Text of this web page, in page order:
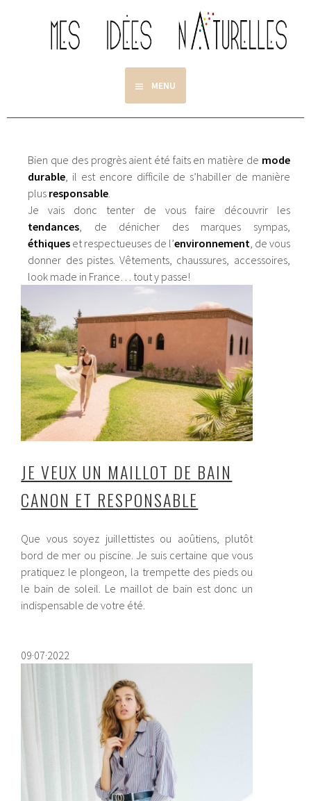
MENU
Bien que des progrès aient été faits en matière de mode
durable, il est encore difficile de s’habiller de manière
plus responsable.
Je vais donc tenter de vous faire découvrir les
tendances, de dénicher des marques sympas,
éthiques et respectueuses de l’environnement, de vous
donner des pistes. Vêtements, chaussures, accessoires,
look made in France… tout y passe!
JE VEUX UN MAILLOT DE BAIN
CANON ET RESPONSABLE
Que vous soyez juillettistes ou aoûtiens, plutôt
bord de mer ou piscine. Je suis certaine que vous
pratiquez le plongeon, la trempette des pieds ou
le bain de soleil. Le maillot de bain est donc un
indispensable de votre été.
09·07·2022